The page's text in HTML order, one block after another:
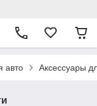
авто Аксессуары